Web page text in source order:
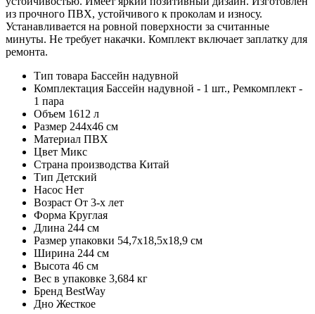
из прочного ПВХ, устойчивого к проколам и износу.
Устанавливается на ровной поверхности за считанные
минуты. Не требует накачки. Комплект включает заплатку для
ремонта.
Тип товара Бассейн надувной
Комплектация Бассейн надувной - 1 шт., Ремкомплект -
1 пара
Объем 1612 л
Размер 244х46 см
Материал ПВХ
Цвет Микс
Страна производства Китай
Тип Детский
Насос Нет
Возраст От 3-х лет
Форма Круглая
Длина 244 см
Размер упаковки 54,7х18,5х18,9 см
Ширина 244 см
Высота 46 см
Вес в упаковке 3,684 кг
Бренд BestWay
Дно Жесткое